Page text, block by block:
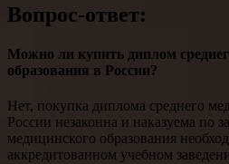
Вопрос-ответ:
Можно ли купить диплом
образования в России?
Нет, покупка диплома среднего
России незаконна и наказуема по
медицинского образования
аккредитованном учебном